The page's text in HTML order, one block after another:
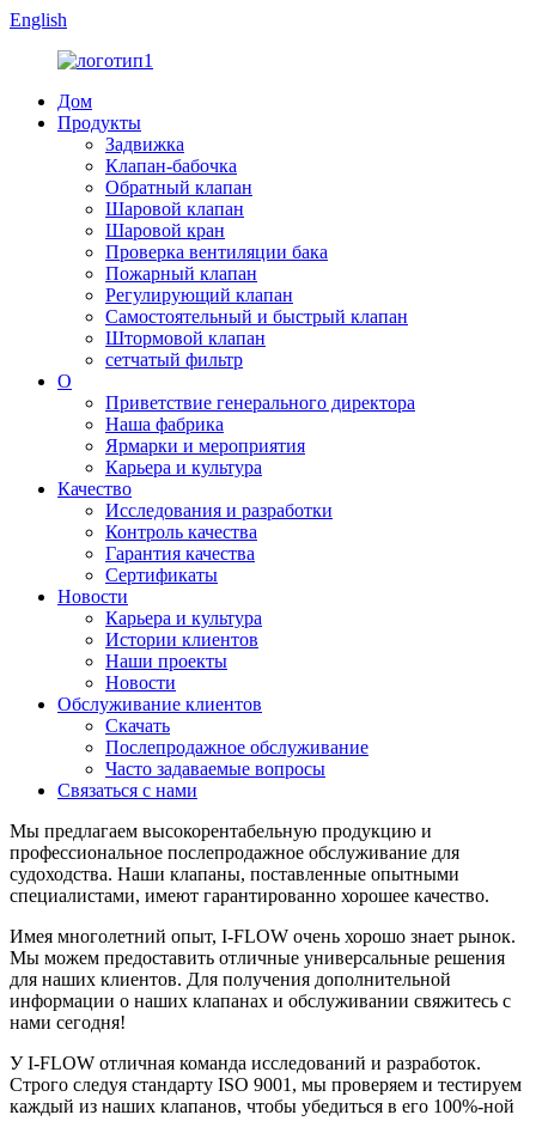
English
Дом
Продукты
Задвижка
Клапан-бабочка
Обратный клапан
Шаровой клапан
Шаровой кран
Проверка вентиляции бака
Пожарный клапан
Регулирующий клапан
Самостоятельный и быстрый клапан
Штормовой клапан
сетчатый фильтр
О
Приветствие генерального директора
Наша фабрика
Ярмарки и мероприятия
Карьера и культура
Качество
Исследования и разработки
Контроль качества
Гарантия качества
Сертификаты
Новости
Карьера и культура
Истории клиентов
Наши проекты
Новости
Обслуживание клиентов
Скачать
Послепродажное обслуживание
Часто задаваемые вопросы
Связаться с нами
Мы предлагаем высокорентабельную продукцию и
профессиональное послепродажное обслуживание для
судоходства. Наши клапаны, поставленные опытными
специалистами, имеют гарантированно хорошее качество.
Имея многолетний опыт, I-FLOW очень хорошо знает рынок.
Мы можем предоставить отличные универсальные решения
для наших клиентов. Для получения дополнительной
информации о наших клапанах и обслуживании свяжитесь с
нами сегодня!
У I-FLOW отличная команда исследований и разработок.
Строго следуя стандарту ISO 9001, мы проверяем и тестируем
каждый из наших клапанов, чтобы убедиться в его 100%-ной